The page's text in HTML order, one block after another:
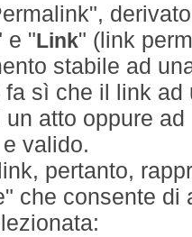
e "Link" (link
stabile ad
fa sì che il link
un atto oppure
valido.
pertanto,
che consente